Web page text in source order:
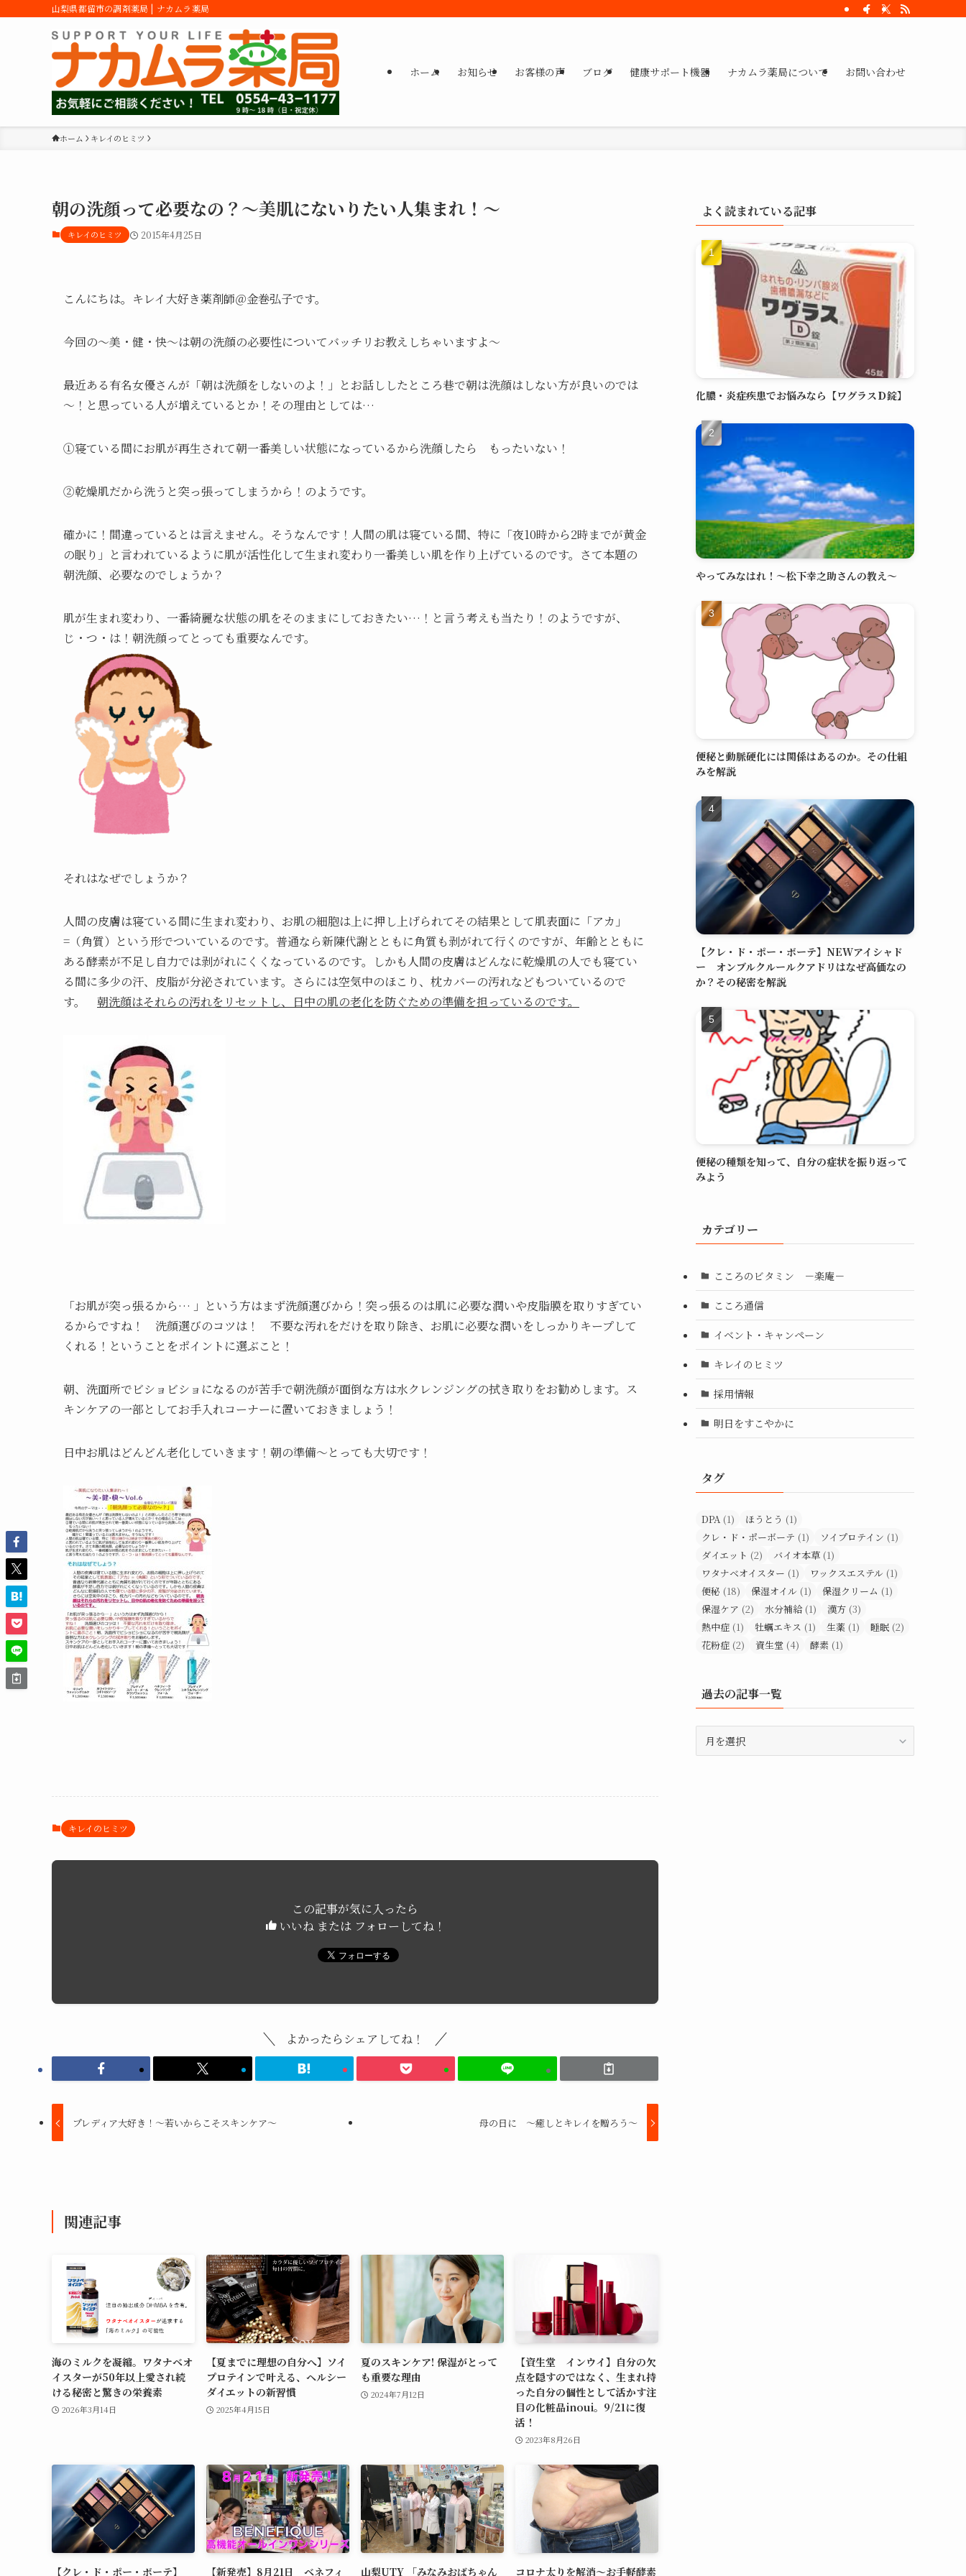
山梨県都留市の調剤薬局 | ナカムラ薬局
ホーム お知らせ お客様の声 ブログ 健康サポート機器 ナカムラ薬局について お問い合わせ
ホーム キレイのヒミツ
朝の洗顔って必要なの？～美肌にないりたい人集まれ！～
キレイのヒミツ 2015年4月25日
こんにちは。キレイ大好き薬剤師＠金巻弘子です。
今回の～美・健・快～は朝の洗顔の必要性についてバッチリお教えしちゃいますよ～
最近ある有名女優さんが「朝は洗顔をしないのよ！」とお話ししたところ巷で朝は洗顔はしない方が良いのでは
～！と思っている人が増えているとか！その理由としては…
①寝ている間にお肌が再生されて朝一番美しい状態になっているから洗顔したら もったいない！
②乾燥肌だから洗うと突っ張ってしまうから！のようです。
確かに！間違っているとは言えません。そうなんです！人間の肌は寝ている間、特に「夜10時から2時までが黄金
の眠り」と言われているように肌が活性化して生まれ変わり一番美しい肌を作り上げているのです。さて本題の
朝洗顔、必要なのでしょうか？
肌が生まれ変わり、一番綺麗な状態の肌をそのままにしておきたい…！と言う考えも当たり！のようですが、
じ・つ・は！朝洗顔ってとっても重要なんです。
それはなぜでしょうか？
人間の皮膚は寝ている間に生まれ変わり、お肌の細胞は上に押し上げられてその結果として肌表面に「アカ」
=（角質）という形でついているのです。普通なら新陳代謝とともに角質も剥がれて行くのですが、年齢とともに
ある酵素が不足し自力では剥がれにくくなっているのです。しかも人間の皮膚はどんなに乾燥肌の人でも寝てい
る間に多少の汗、皮脂が分泌されています。さらには空気中のほこり、枕カバーの汚れなどもついているので
す。 朝洗顔はそれらの汚れをリセットし、 日中の肌の老化を防ぐための準備を担っているのです。
「お肌が突っ張るから… 」という方はまず洗顔選びから！突っ張るのは肌に必要な潤いや皮脂膜を取りすぎてい
るからですね！ 洗顔選びのコツは！ 不要な汚れをだけを取り除き、お肌に必要な潤いをしっかりキープして
くれる！ということをポイントに選ぶこと！
朝、洗面所でビショビショになるのが苦手で朝洗顔が面倒な方は水クレンジングの拭き取りをお勧めします。ス
キンケアの一部としてお手入れコーナーに置いておきましょう！
日中お肌はどんどん老化していきます！朝の準備～とっても大切です！
キレイのヒミツ
この記事が気に入ったら
いいね または フォローしてね！
よかったらシェアしてね！
プレディア大好き！～若いからこそスキンケア～ 母の日に ～癒しとキレイを贈ろう～
関連記事
海のミルクを凝縮。ワタナベオ
イスターが50年以上愛され続
ける秘密と驚きの栄養素
2026年3月14日
【夏までに理想の自分へ】ソイ
プロテインで叶える、ヘルシー
ダイエットの新習慣
2025年4月15日
夏のスキンケア! 保湿がとって
も重要な理由
2024年7月12日
【資生堂 インウイ】自分の欠
点を隠すのではなく、生まれ持
った自分の個性として活かす注
目の化粧品inoui。9/21に復
活！
2023年8月26日
【クレ・ド・ポー・ボーテ】 【新発売】8月21日 ベネフィ 山梨UTY 「みなみおばちゃん コロナ太りを解消～お手軽酵素
よく読まれている記事
化膿・炎症疾患でお悩みなら【ワグラスＤ錠】
やってみなはれ！～松下幸之助さんの教え～
便秘と動脈硬化には関係はあるのか。その仕組
みを解説
【クレ・ド・ポー・ボーテ】NEWアイシャド
ー オンブルクルールクアドリはなぜ高価なの
か？その秘密を解説
便秘の種類を知って、自分の症状を振り返って
みよう
カテゴリー
こころのビタミン －楽庵－
こころ通信
イベント・キャンペーン
キレイのヒミツ
採用情報
明日をすこやかに
タグ
DPA (1) ほうとう (1)
クレ・ド・ポーボーテ (1) ソイプロテイン (1)
ダイエット (2) バイオ本草 (1)
ワタナベオイスター (1) ワックスエステル (1)
便秘 (18) 保湿オイル (1) 保湿クリーム (1)
保湿ケア (2) 水分補給 (1) 漢方 (3)
熱中症 (1) 牡蠣エキス (1) 生薬 (1) 睡眠 (2)
花粉症 (2) 資生堂 (4) 酵素 (1)
過去の記事一覧